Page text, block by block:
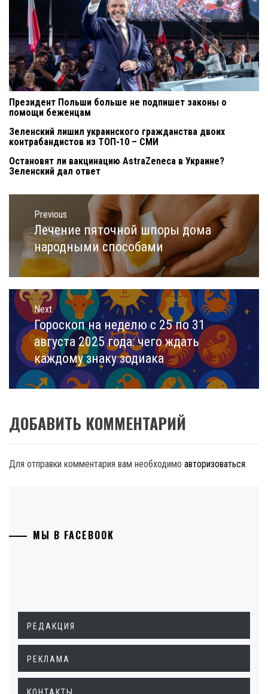
Президент Польши больше не подпишет законы о
помощи беженцам
Зеленский лишил украинского гражданства двоих
контрабандистов из ТОП-10 – СМИ
Остановят ли вакцинацию AstraZeneca в Украине?
Зеленский дал ответ
Навигация
записям
Previous
Previous
post:
Лечение пяточной шпоры дома
народными способами
Next
Next
post:
Гороскоп на неделю с 25 по 31
августа 2025 года: чего ждать
каждому знаку зодиака
ДОБАВИТЬ КОММЕНТАРИЙ
Для отправки комментария вам необходимо авторизоваться.
МЫ В FACEBOOK
РЕДАКЦИЯ
РЕКЛАМА